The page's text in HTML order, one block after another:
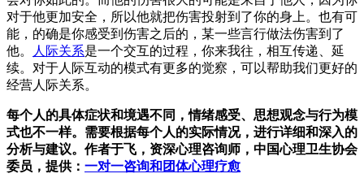
对于他更加安全，所以他就把伤害投射到了你的身上。也有可
能，的确是你感受到伤害之后的，某一些言行做法伤害到了
他。
人际关系是一个交互的过程，你来我往，相互传递、延
续。对于人际互动的模式有更多的觉察，可以帮助我们更好的
经营人际关系。
每个人的具体症状和境遇不同，情绪感受、思想观念与行为模
式也不一样。需要根据每个人的实际情况，进行详细和深入的
分析与建议。作者于飞，资深心理咨询师，中国心理卫生协会
委员，提供： 一对一咨询和团体心理疗愈